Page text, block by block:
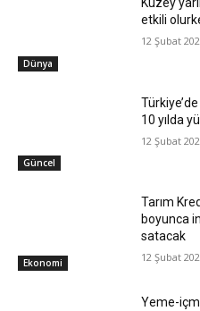
Dünya
etkili
12 Şubat
Güncel
10 yılda
12 Şubat
Ekonomi
Tarım
boyunca
satacak
12 Şubat
Yeme-